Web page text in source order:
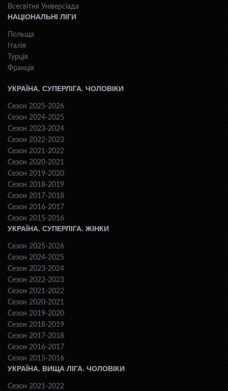
Всесвiтня Унiверсiaда
НАЦІОНАЛЬНІ ЛІГИ
Польща
Італія
Турція
Франція
УКРАЇНА. СУПЕРЛІГА. ЧОЛОВІКИ
Сезон 2025-2026
Сезон 2024-2025
Сезон 2023-2024
Сезон 2022-2023
Сезон 2021-2022
Сезон 2020-2021
Сезон 2019-2020
Сезон 2018-2019
Сезон 2017-2018
Сезон 2016-2017
Сезон 2015-2016
УКРАЇНА. СУПЕРЛІГА. ЖІНКИ
Сезон 2025-2026
Сезон 2024-2025
Сезон 2023-2024
Сезон 2022-2023
Сезон 2021-2022
Сезон 2020-2021
Сезон 2019-2020
Сезон 2018-2019
Сезон 2017-2018
Сезон 2016-2017
Сезон 2015-2016
УКРАЇНА. ВИЩА ЛІГА. ЧОЛОВІКИ
Сезон 2021-2022